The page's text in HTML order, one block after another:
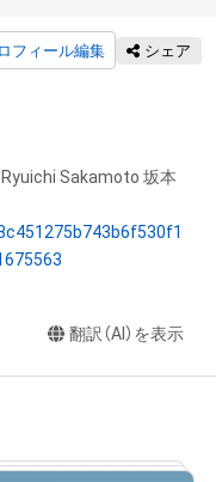
フィール編集 シェア
Sakamoto 坂本
翻訳（AI）を表示